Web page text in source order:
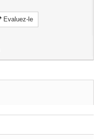
Evaluez-le